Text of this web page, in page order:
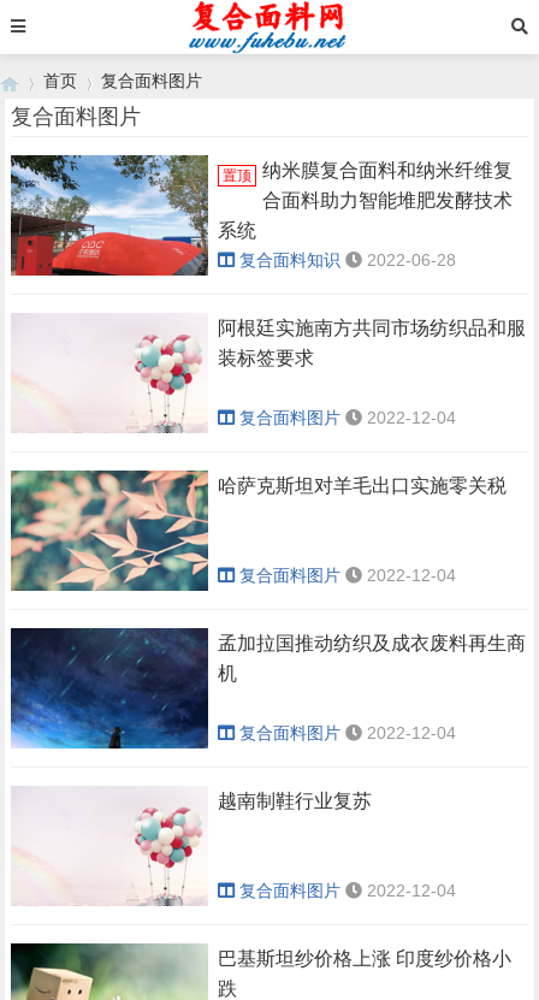
›
首页
›
复合面料图片
复合面料图片
置顶
纳米膜复合面料和纳米纤维复
合面料助力智能堆肥发酵技术
系统
复合面料知识 2022-06-28
阿根廷实施南方共同市场纺织品和服
装标签要求
复合面料图片 2022-12-04
哈萨克斯坦对羊毛出口实施零关税
复合面料图片 2022-12-04
孟加拉国推动纺织及成衣废料再生商
机
复合面料图片 2022-12-04
越南制鞋行业复苏
复合面料图片 2022-12-04
巴基斯坦纱价格上涨 印度纱价格小
跌